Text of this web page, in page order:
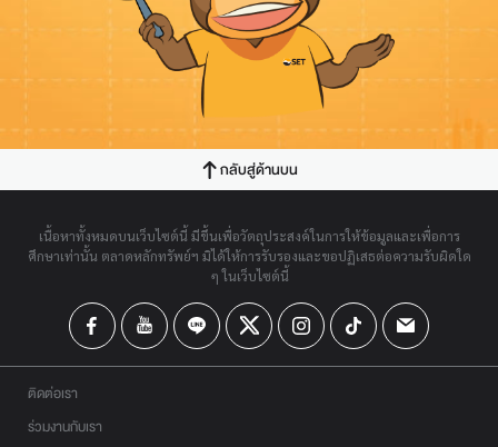
กลับสู่ด้านบน
เนื้อหาทั้งหมดบนเว็บไซต์นี้ มีขึ้นเพื่อวัตถุประสงค์ในการให้ข้อมูลและเพื่อการ
ศึกษาเท่านั้น ตลาดหลักทรัพย์ฯ มิได้ให้การรับรองและขอปฏิเสธต่อความรับผิดใด
ๆ ในเว็บไซต์นี้
ติดต่อเรา
ร่วมงานกับเรา